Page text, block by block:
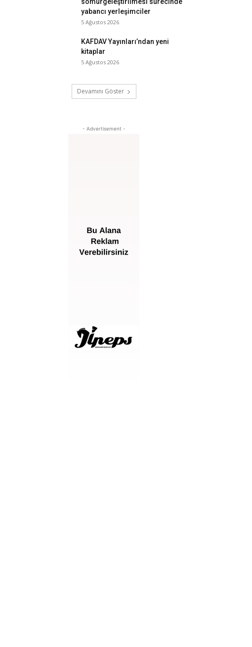
yabancı yerleşimciler
5 Ağustos 2026
KAFDAV Yayınları’ndan yeni
kitaplar
5 Ağustos 2026
Devamını Göster
- Advertisement -